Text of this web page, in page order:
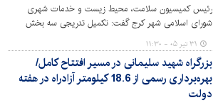
رئیس کمیسیون سلامت، محیط زیست و خدمات شهری
شورای اسلامی شهر کرج گفت: تکمیل تدریجی سه بخش
جدید آزادراه شمالی نقش مهمی در کاهش ترافیک و مصرف
سوخت خواهد داشت، اما در کنار توسعه زیرساخت‌های
ترافیکی، توجه به فرهنگ‌سازی و تقویت حمل‌ونقل عمومی نیز
ضروری است.
۳۱ تیر ۰۵ - ۱۱:۳۰
بزرگراه شهید سلیمانی در مسیر افتتاح کامل/
بهره‌برداری رسمی از 18.6 کیلومتر آزادراه در هفته
دولت